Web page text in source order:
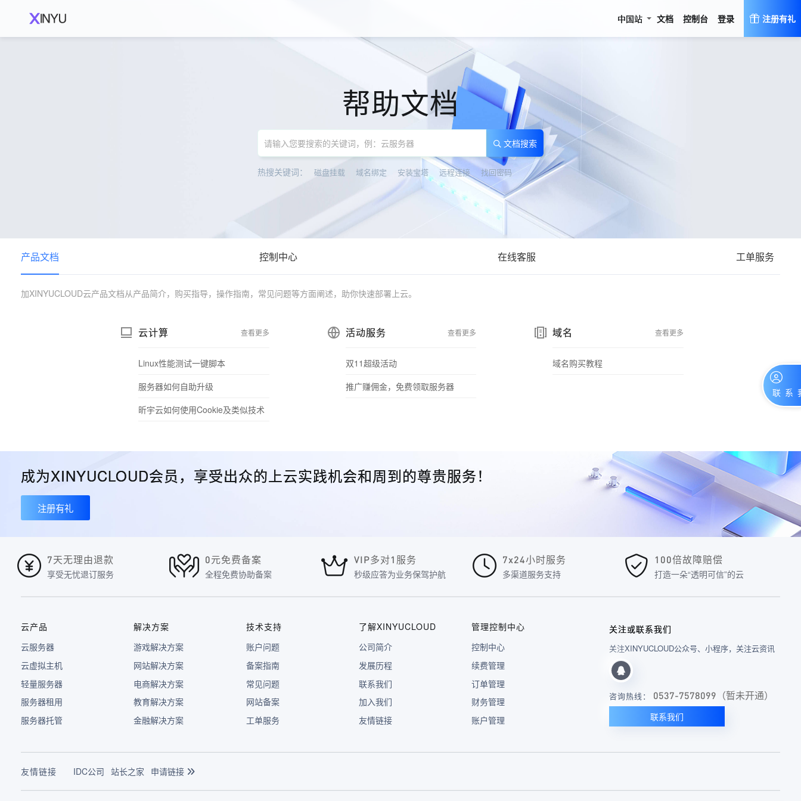
中国站 文档 控制台 登录 注册有礼
帮助文档
文档搜索
热搜关键词： 磁盘挂载 域名绑定 安装宝塔 远程连接 找回密码
产品文档 控制中心 在线客服 工单服务
加XINYUCLOUD云产品文档从产品简介，购买指导，操作指南，常见问题等方面阐述，助你快速部署上云。
云计算 查看更多
Linux性能测试一键脚本
服务器如何自助升级
昕宇云如何使用Cookie及类似技术
活动服务 查看更多
双11超级活动
推广赚佣金，免费领取服务器
域名 查看更多
域名购买教程
成为XINYUCLOUD会员，享受出众的上云实践机会和周到的尊贵服务！
注册有礼
7天无理由退款
享受无忧退订服务
0元免费备案
全程免费协助备案
VIP多对1服务
秒级应答为业务保驾护航
7x24小时服务
多渠道服务支持
100倍故障赔偿
打造一朵“透明可信”的云
云产品
云服务器
云虚拟主机
轻量服务器
服务器租用
服务器托管
解决方案
游戏解决方案
网站解决方案
电商解决方案
教育解决方案
金融解决方案
技术支持
账户问题
备案指南
常见问题
网站备案
工单服务
了解XINYUCLOUD
公司简介
发展历程
联系我们
加入我们
友情链接
管理控制中心
控制中心
续费管理
订单管理
财务管理
账户管理
关注或联系我们
关注XINYUCLOUD公众号、小程序，关注云资讯
咨询热线： 0537-7578099（暂未开通）
联系我们
友情链接 IDC公司 站长之家 申请链接